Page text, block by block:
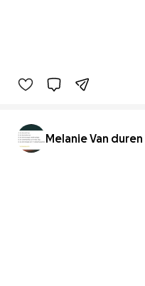
Melanie Van duren